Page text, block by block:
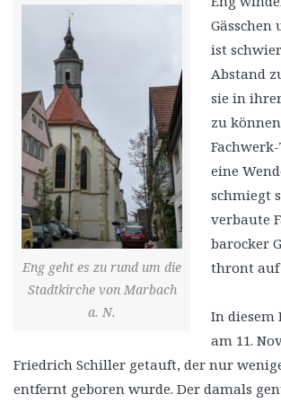
Eng geht es zu rund um die
Stadtkirche von Marbach
a. N.
Gässchen
ist
Abstand
sie in
zu
eine
schmiegt
verbaute
barocker
thront auf
In diesem
am 11.
Friedrich Schiller getauft, der nur
entfernt geboren wurde. Der damals